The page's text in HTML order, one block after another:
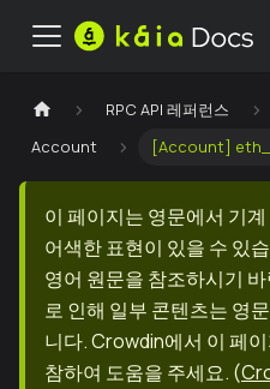
RPC API 레퍼런스
Account
[Account]
이 페이지는 영문에서 기
어색한 표현이 있을 수 있
영어 원문을 참조하시기
로 인해 일부 콘텐츠는 영
니다. Crowdin에서 이 페
참하여 도움을 주세요. (